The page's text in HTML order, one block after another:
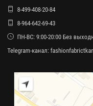
8-499-408-20-84
8-964-642-69-43
ПН-ВС: 9:00-20:00 Без
Telegram-канал: